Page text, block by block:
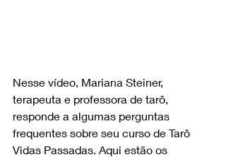
Nesse vídeo, Mariana Steiner,
terapeuta e professora de tarô,
responde a algumas perguntas
frequentes sobre seu curso de Tarô
Vidas Passadas. Aqui estão os